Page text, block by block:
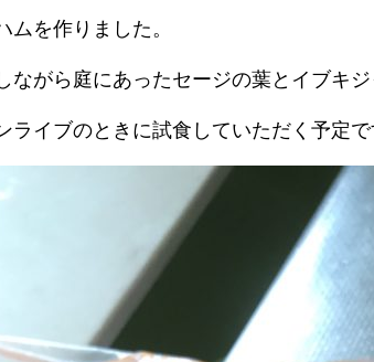
ムを作りました。
ながら庭にあったセージの葉とイブキ
ライブのときに試食していただく予定で